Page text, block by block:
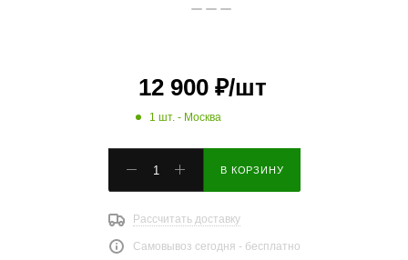
12 900₽/шт
1 шт. - Москва
В КОРЗИНУ
Рассчитать доставку
Самовывоз сегодня - бесплатно